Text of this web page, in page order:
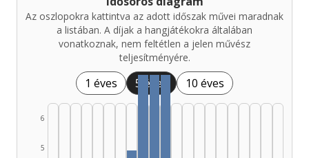
Az oszlopokra kattintva az adott időszak művei maradnak
a listában. A díjak a hangjátékokra általában
vonatkoznak, nem feltétlen a jelen művész
teljesítményére.
1 éves 5 éves 10 éves
5
6